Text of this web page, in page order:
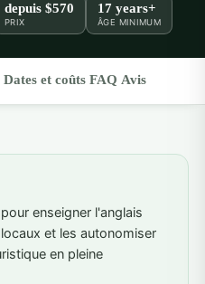
depuis $570
PRIX
17 years+
ÂGE MINIMUM
Dates et coûts FAQ Avis
enseigner l'anglais
et les autonomiser
en pleine